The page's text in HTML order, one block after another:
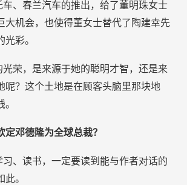
车、春兰汽车的推出，给了董明珠女士
大机会，也使得董女士替代了陶建幸先
彩。
光荣，是来源于她的聪明才智，还是来
呢？这个土地是在顾客头脑里那块地
邓德隆为全球总裁？
习、读书，一定要读到能与作者对话的
。